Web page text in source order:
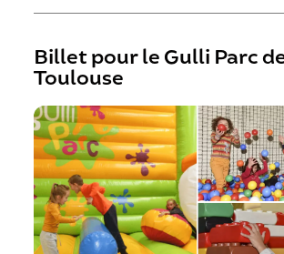
Billet pour le Gulli Parc
Toulouse